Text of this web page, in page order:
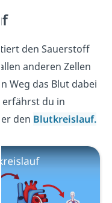
den Sauerstoff
anderen Zellen
Weg das Blut dabei
erfährst du in
den Blutkreislauf.